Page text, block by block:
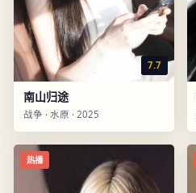
7.7
南山归途
战争 · 水原 · 2025
热播